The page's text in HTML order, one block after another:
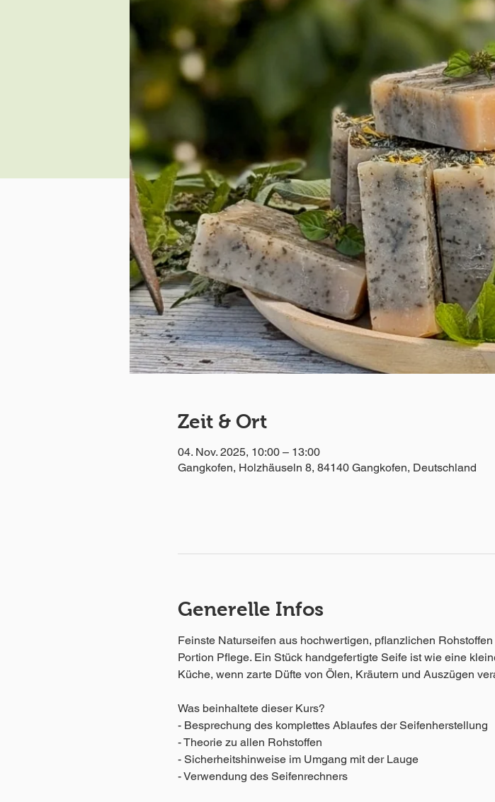
Zeit & Ort
04. Nov. 2025, 10:00 – 13:00
Gangkofen, Holzhäuseln 8, 84140 Gangkofen, Deutschland
Generelle Infos
Feinste Naturseifen aus hochwertigen, pflanzlichen
Portion Pflege. Ein Stück handgefertigte Seife ist wie eine
Küche, wenn zarte Düfte von Ölen, Kräutern und Auszügen
Was beinhaltete dieser Kurs?
- Besprechung des komplettes Ablaufes der Seifenherstellung
- Theorie zu allen Rohstoffen
- Sicherheitshinweise im Umgang mit der Lauge
- Verwendung des Seifenrechners